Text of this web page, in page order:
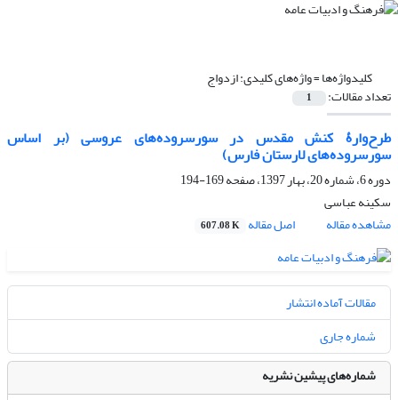
کلیدواژه‌ها =واژه‌های کلیدی: ازدواج
تعداد مقالات: 1
طرح‌وارۀ کنش مقدس در سورسروده‌های عروسی (بر اساس
سورسروده‌های لارستان فارس)
دوره 6، شماره 20، بهار 1397، صفحه
169-194
سکینه عباسی
مشاهده مقاله
اصل مقاله 607.08 K
مقالات آماده انتشار
شماره جاری
شماره‌های پیشین نشریه